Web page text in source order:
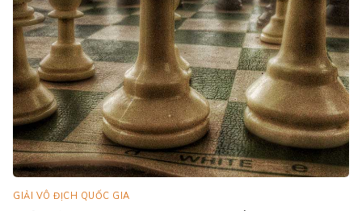
GIẢI VÔ ĐỊCH QUỐC GIA